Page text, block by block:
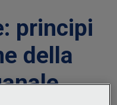
principi
della